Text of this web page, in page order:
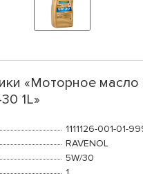
«Моторное масло
1L»
1111126-001-01-
RAVENOL
5W/30